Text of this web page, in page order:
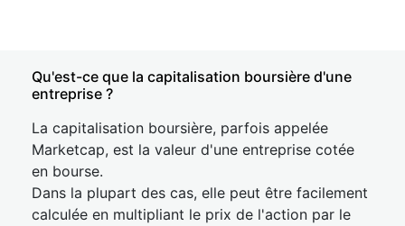
Qu'est-ce que la capitalisation boursière d'une
entreprise ?
La capitalisation boursière, parfois appelée
Marketcap, est la valeur d'une entreprise cotée
en bourse.
Dans la plupart des cas, elle peut être facilement
calculée en multipliant le prix de l'action par le